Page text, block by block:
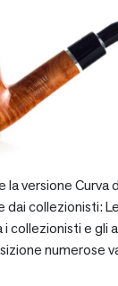
la versione Curva
collezionisti:
collezionisti e gli
numerose